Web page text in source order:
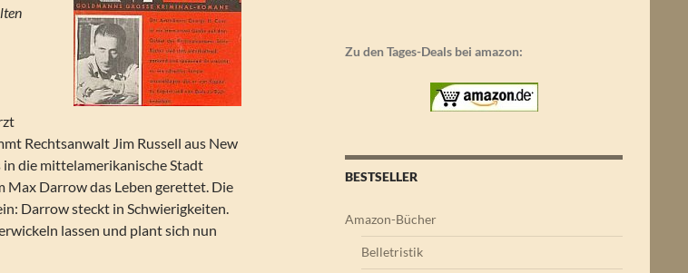
Rechtsanwalt Jim Russell aus New
die mittelamerikanische Stadt
Max Darrow das Leben gerettet. Die
Darrow steckt in Schwierigkeiten.
lassen und plant sich nun
Zu den Tages-Deals bei amazon:
BESTSELLER
Amazon-Bücher
Belletristik